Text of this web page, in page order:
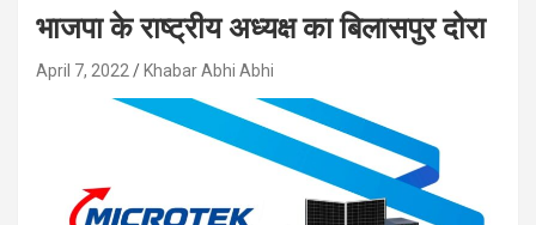
भाजपा के राष्ट्रीय अध्यक्ष का बिलासपुर दोरा
April 7, 2022 Khabar Abhi Abhi